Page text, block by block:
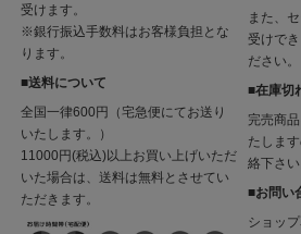
受けます。
※銀行振込手数料はお客様負担とな
ります。
■送料について
全国一律600円（宅急便にてお送り
いたします。）
11000円(税込)以上お買い上げいただ
いた場合は、送料は無料とさせてい
ただきます。
また、
受けで
ださい。
■在庫切
完売商
たしま
絡下さい
■お問い
ショッ